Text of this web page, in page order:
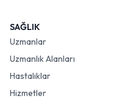
SAĞLIK
Uzmanlar
Uzmanlık Alanları
Hastalıklar
Hizmetler